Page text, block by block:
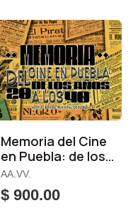
Memoria del Cine
en Puebla: de los
Años 20 a los 40
AA.VV.
$ 900.00